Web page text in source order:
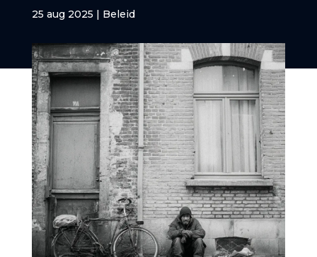
25 aug 2025 | Beleid